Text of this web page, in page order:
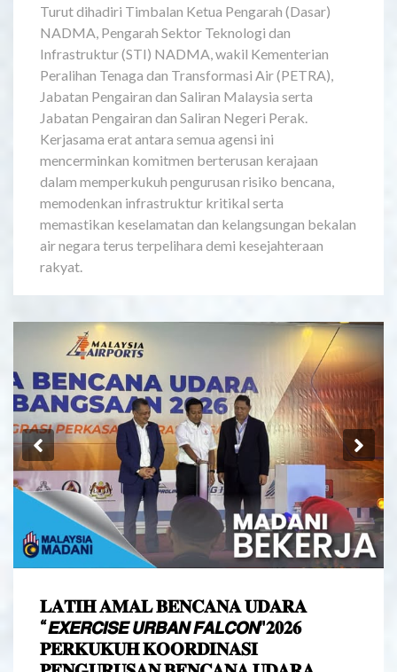
Turut dihadiri Timbalan Ketua Pengarah (Dasar)
NADMA, Pengarah Sektor Teknologi dan
Infrastruktur (STI) NADMA, wakil Kementerian
Peralihan Tenaga dan Transformasi Air (PETRA),
Jabatan Pengairan dan Saliran Malaysia serta
Jabatan Pengairan dan Saliran Negeri Perak.
Kerjasama erat antara semua agensi ini
mencerminkan komitmen berterusan kerajaan
dalam memperkukuh pengurusan risiko bencana,
memodenkan infrastruktur kritikal serta
memastikan keselamatan dan kelangsungan bekalan
air negara terus terpelihara demi kesejahteraan
rakyat.
Previous
𝐋𝐀𝐓𝐈𝐇 𝐀𝐌𝐀𝐋 𝐁𝐄𝐍𝐂𝐀𝐍𝐀 𝐔𝐃𝐀𝐑𝐀
“𝙀𝙓𝙀𝙍𝘾𝙄𝙎𝙀 𝙐𝙍𝘽𝘼𝙉 𝙁𝘼𝙇𝘾𝙊𝙉"𝟐𝟎𝟐𝟔
𝐏𝐄𝐑𝐊𝐔𝐊𝐔𝐇 𝐊𝐎𝐎𝐑𝐃𝐈𝐍𝐀𝐒𝐈